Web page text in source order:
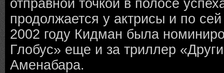
отправной точкой в полосе
продолжается у актрисы и по
2002 году Кидман была
Глобус» еще и за триллер
Аменабара.